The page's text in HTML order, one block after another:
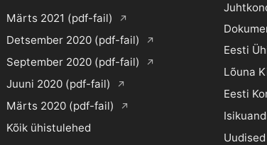
Märts 2021 (pdf-fail)
Detsember 2020 (pdf-fail)
September 2020 (pdf-fail)
Juuni 2020 (pdf-fail)
Märts 2020 (pdf-fail)
Kõik ühistulehed
Eesti
Lõuna
Eesti
Uudised